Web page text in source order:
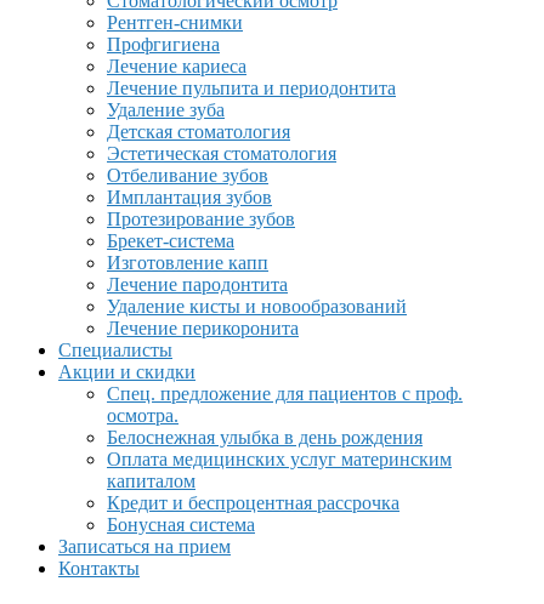
Рентген-снимки
Профгигиена
Лечение кариеса
Лечение пульпита и периодонтита
Удаление зуба
Детская стоматология
Эстетическая стоматология
Отбеливание зубов
Имплантация зубов
Протезирование зубов
Брекет-система
Изготовление капп
Лечение пародонтита
Удаление кисты и новообразований
Лечение перикоронита
Специалисты
Акции и скидки
Спец. предложение для пациентов с проф.
осмотра.
Белоснежная улыбка в день рождения
Оплата медицинских услуг материнским
капиталом
Кредит и беспроцентная рассрочка
Бонусная система
Записаться на прием
Контакты